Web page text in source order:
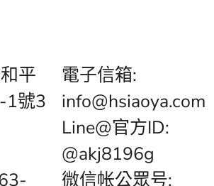
平
1號3
電子信箱:
info@hsiaoya.com
Line@官方ID:
@akj8196g
微信帐公眾号: